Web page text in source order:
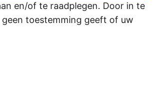
en/of te raadplegen. Door in te
toestemming geeft of uw